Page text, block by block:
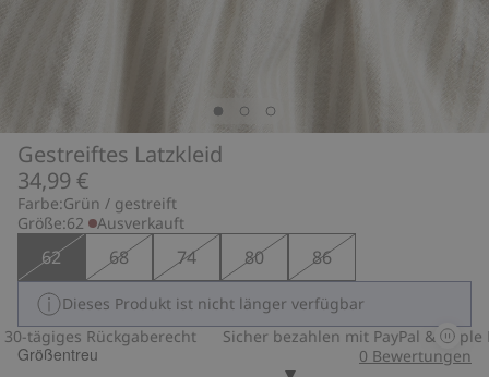
Gestreiftes Latzkleid
34,99 €
Farbe:Grün / gestreift
Größe:62 Ausverkauft
62 68 74 80 86
Dieses Produkt ist nicht länger verfügbar
tägiges Rückgaberecht
Sicher bezahlen mit PayPal & Apple
Größentreu 0 Bewertungen